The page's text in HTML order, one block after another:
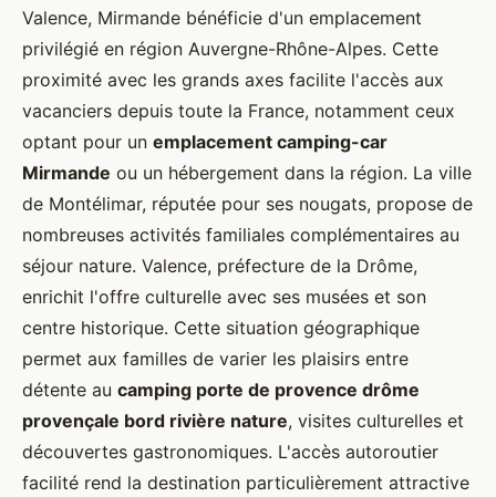
Valence, Mirmande bénéficie d'un emplacement
privilégié en région Auvergne-Rhône-Alpes. Cette
proximité avec les grands axes facilite l'accès aux
vacanciers depuis toute la France, notamment ceux
optant pour un emplacement camping-car
Mirmande ou un hébergement dans la région. La ville
de Montélimar, réputée pour ses nougats, propose de
nombreuses activités familiales complémentaires au
séjour nature. Valence, préfecture de la Drôme,
enrichit l'offre culturelle avec ses musées et son
centre historique. Cette situation géographique
permet aux familles de varier les plaisirs entre
détente au camping porte de provence drôme
provençale bord rivière nature, visites culturelles et
découvertes gastronomiques. L'accès autoroutier
facilité rend la destination particulièrement attractive